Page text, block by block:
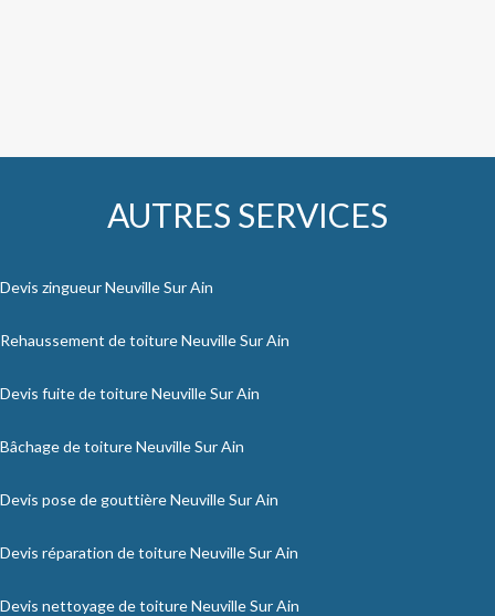
AUTRES SERVICES
Devis zingueur Neuville Sur Ain
Rehaussement de toiture Neuville Sur Ain
Devis fuite de toiture Neuville Sur Ain
Bâchage de toiture Neuville Sur Ain
Devis pose de gouttière Neuville Sur Ain
Devis réparation de toiture Neuville Sur Ain
Devis nettoyage de toiture Neuville Sur Ain